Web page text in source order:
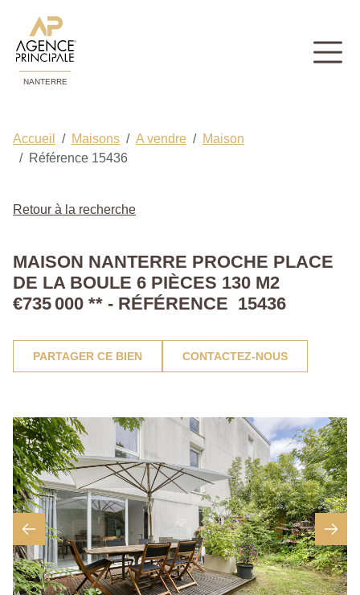
NANTERRE
Accueil Maisons A vendre
Maison
Référence 15436
Retour à la recherche
MAISON NANTERRE PROCHE PLACE
DE LA BOULE 6 PIÈCES 130 M2
€735 000 ** - RÉFÉRENCE 15436
PARTAGER CE BIEN CONTACTEZ-NOUS